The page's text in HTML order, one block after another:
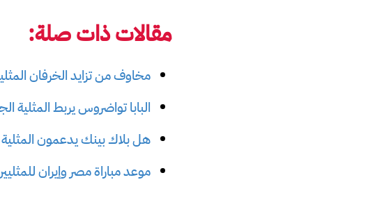
مقالات ذات صلة:
مخاوف من تزايد الخرفان
البابا تواضروس يربط المثلية
هل بلاك بينك يدعمون
موعد مباراة مصر وإيران للمثليين